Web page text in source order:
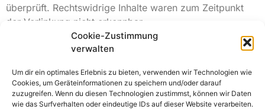
Cookie-Zustimmung
verwalten
Um dir ein optimales Erlebnis zu bieten, verwenden wir Technologien wie
Cookies, um Geräteinformationen zu speichern und/oder darauf
zuzugreifen. Wenn du diesen Technologien zustimmst, können wir Daten
wie das Surfverhalten oder eindeutige IDs auf dieser Website verarbeiten.
überprüft. Rechtswidrige Inhalte waren zum Zeitpunkt
der Verlinkung nicht erkennbar.
Eine permanente inhaltliche Kontrolle der verlinkten
Rechtsverletzung nicht zumutbar. Bei Bekanntwerden
von Rechtsverletzungen werden wir derartige Links
umgehend entfernen.